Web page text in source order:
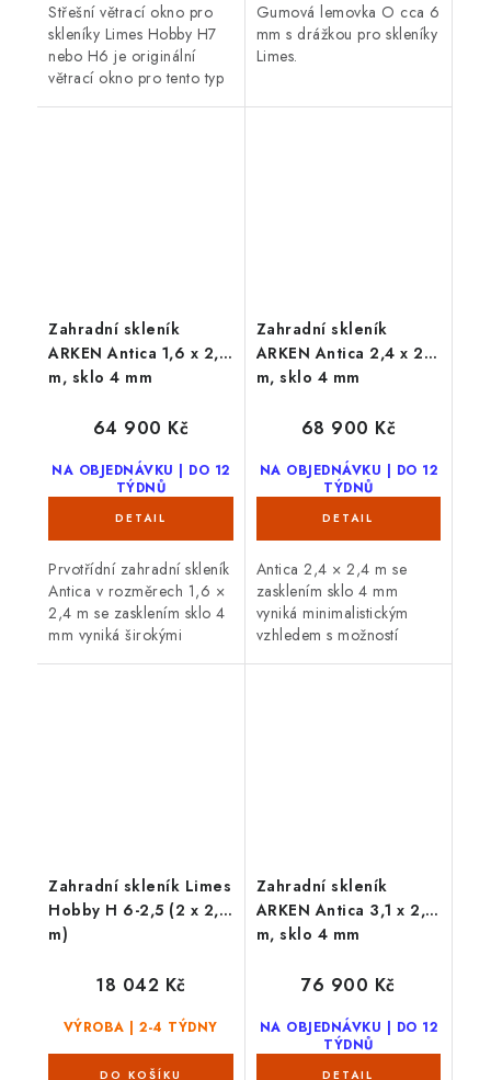
Střešní větrací okno pro
skleníky Limes Hobby H7
nebo H6 je originální
větrací okno pro tento typ
Gumová lemovka O cca 6
mm s drážkou pro skleníky
Limes.
Zahradní skleník
ARKEN Antica 1,6 x 2,4
m, sklo 4 mm
NA OBJEDNÁVKU | DO 12
TÝDNŮ
64 900 Kč
Prvotřídní zahradní skleník
Antica v rozměrech 1,6 ×
2,4 m se zasklením sklo 4
mm vyniká širokými
Zahradní skleník
ARKEN Antica 2,4 x 2,4
m, sklo 4 mm
NA OBJEDNÁVKU | DO 12
TÝDNŮ
68 900 Kč
Antica 2,4 × 2,4 m se
zasklením sklo 4 mm
vyniká minimalistickým
vzhledem s možností
Zahradní skleník Limes
Hobby H 6-2,5 (2 x 2,5
m)
VÝROBA | 2-4 TÝDNY
18 042 Kč
Zahradní skleník
ARKEN Antica 3,1 x 2,4
m, sklo 4 mm
NA OBJEDNÁVKU | DO 12
TÝDNŮ
76 900 Kč